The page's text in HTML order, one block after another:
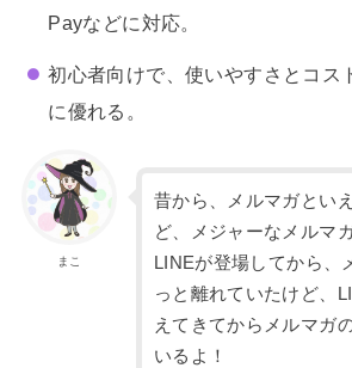
Payなどに対応。
初心者向けで、使いやすさとコス
に優れる。
まこ
昔から、メルマガとい
ど、メジャーなメルマ
LINEが登場してから、
っと離れていたけど、
えてきてからメルマガ
いるよ！